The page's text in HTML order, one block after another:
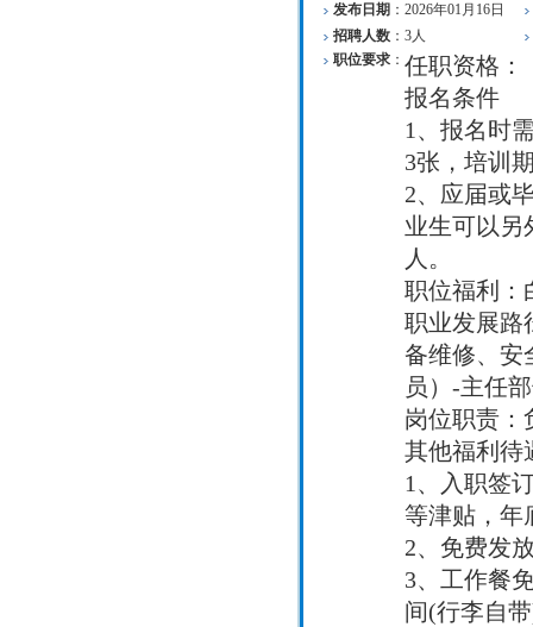
发布日期 ： 2026年01月16日
招聘人数 ： 3人
职位要求 ： 任职资格：
报名条件
1、报名时
3张，培训
2、应届或
业生可以另
人。
职位福利：
职业发展路
备维修、安
员）-主任
岗位职责：
其他福利待
1、入职签
等津贴，年
2、免费发
3、工作餐
间(行李自